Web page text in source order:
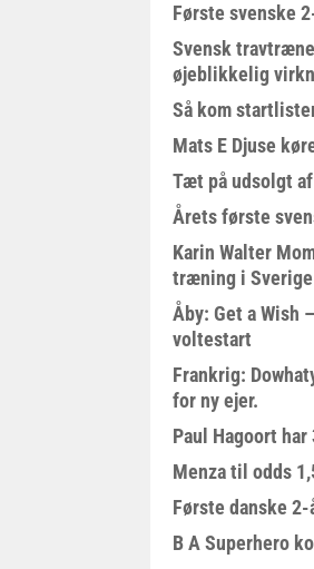
Første svenske
Svensk
øjeblikkelig
Så kom
Mats E Djuse
Tæt på udsolgt
Årets første
Karin Walter
træning i Sverige
Åby: Get a Wish
voltestart
Frankrig:
for ny ejer.
Paul Hagoort
Menza til odds
Første danske
B A Superhero